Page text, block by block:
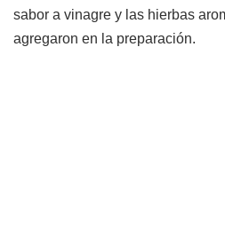
sabor a vinagre y las hierbas
agregaron en la preparación.